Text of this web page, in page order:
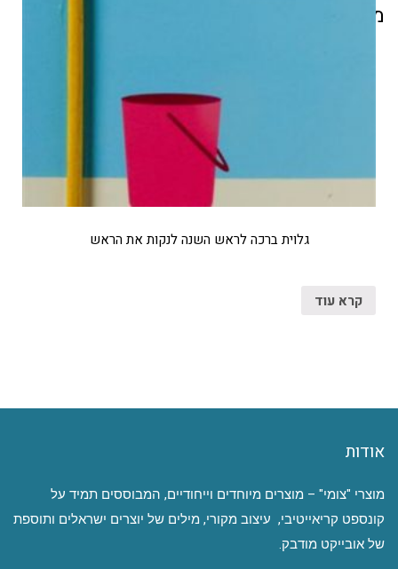
מוצרים קשורים
גלוית ברכה לראש השנה לנקות את הראש
קרא עוד
אודות
מוצרי "צומי" – מוצרים מיוחדים וייחודיים, המבוססים תמיד על
קונספט קריאייטיבי, עיצוב מקורי, מילים של יוצרים ישראלים ותוספת
של אובייקט מודבק.